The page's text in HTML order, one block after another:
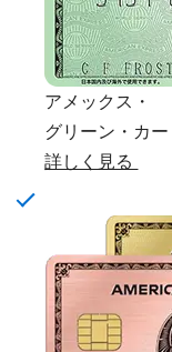
アメックス・
グリーン・カー
詳しく見る